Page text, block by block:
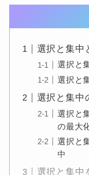
選択と集中
選択と
選択と
選択と集中
選択と
の最大
選択と
中
選択と集中